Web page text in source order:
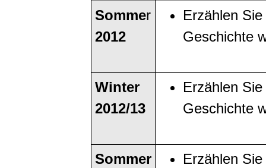
Sommer
2012
Erzählen Sie
Geschichte
Winter
2012/13
Erzählen Sie
Geschichte
Sommer
Erzählen Sie